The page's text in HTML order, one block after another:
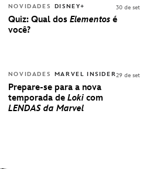
DISNEY
NOVIDADES DISNEY+
Quiz: Qual dos Elementos é
você?
30 de set
NOVIDADES MARVEL INSIDER
Prepare-se para a nova
temporada de Loki com
LENDAS da Marvel
29 de set